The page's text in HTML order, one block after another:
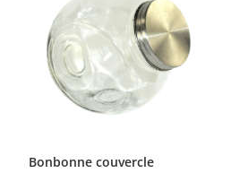
Bonbonne couvercle